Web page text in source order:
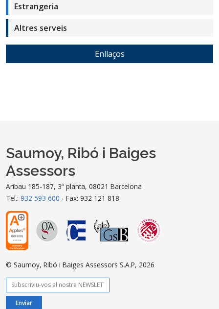
Estrangeria
Altres serveis
Enllaços
Saumoy, Ribó i Baiges
Assessors
Aribau 185-187, 3ª planta, 08021 Barcelona
Tel.: 932 593 600 - Fax: 932 121 818
© Saumoy, Ribó i Baiges Assessors S.A.P, 2026